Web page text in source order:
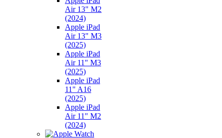
Air 13" M2
(2024)
Apple iPad
Air 13" M3
(2025)
Apple iPad
Air 11" M3
(2025)
Apple iPad
11" A16
(2025)
Apple iPad
Air 11" M2
(2024)